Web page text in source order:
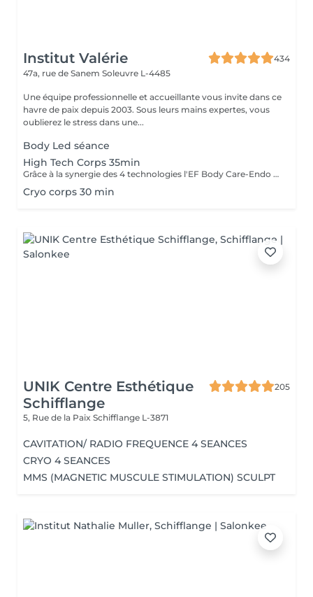
Institut Valérie
434
47a, rue de Sanem Soleuvre L-4485
Une équipe professionnelle et accueillante vous invite dans ce
havre de paix depuis 2003. Sous leurs mains expertes, vous
oublierez le stress dans une...
Body Led séance
High Tech Corps 35min
Grâce à la synergie des 4 technologies l'EF Body Care-Endo Body Shaper, le soin High Tech exclusif s'adresse en une seule séance aux 4 zones à problèmes du corps, cuisses, fesses, hanches et ventre. La silhouette est redessinée la cellulite est estompée, la peau est plus ferme et plus tonique ( recommandé en cure de 14+2)
Cryo corps 30 min
UNIK Centre Esthétique
Schifflange
205
5, Rue de la Paix Schifflange L-3871
CAVITATION/ RADIO FREQUENCE 4 SEANCES
CRYO 4 SEANCES
MMS (MAGNETIC MUSCULE STIMULATION) SCULPT